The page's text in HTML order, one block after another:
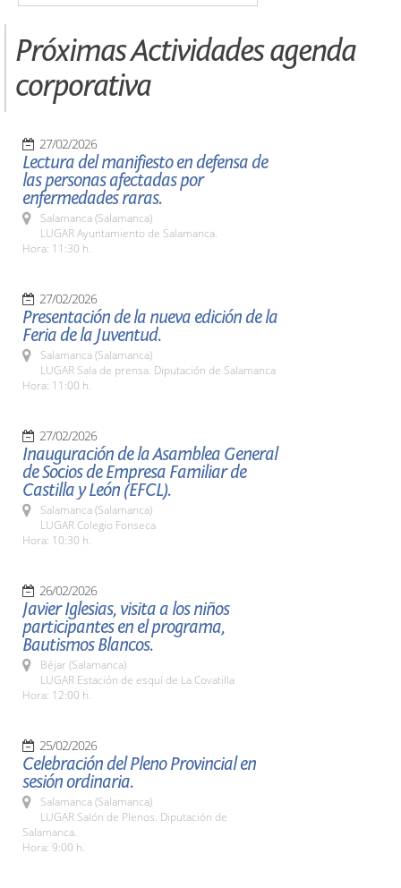
Próximas Actividades agenda
corporativa
27/02/2026
Lectura del manifiesto en defensa de
las personas afectadas por
enfermedades raras.
Salamanca (Salamanca)
LUGAR Ayuntamiento de Salamanca.
Hora: 11:30 h.
27/02/2026
Presentación de la nueva edición de la
Feria de la Juventud.
Salamanca (Salamanca)
LUGAR Sala de prensa. Diputación de Salamanca
Hora: 11:00 h.
27/02/2026
Inauguración de la Asamblea General
de Socios de Empresa Familiar de
Castilla y León (EFCL).
Salamanca (Salamanca)
LUGAR Colegio Fonseca
Hora: 10:30 h.
26/02/2026
Javier Iglesias, visita a los niños
participantes en el programa,
Bautismos Blancos.
Béjar (Salamanca)
LUGAR Estación de esquí de La Covatilla
Hora: 12:00 h.
25/02/2026
Celebración del Pleno Provincial en
sesión ordinaria.
Salamanca (Salamanca)
LUGAR Salón de Plenos. Diputación de
Salamanca.
Hora: 9:00 h.